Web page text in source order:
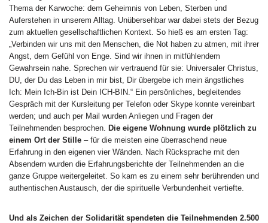
Thema der Karwoche: dem Geheimnis von Leben, Sterben und
Auferstehen in unserem Alltag. Unübersehbar war dabei stets der Bezug
zum aktuellen gesellschaftlichen Kontext. So hieß es am ersten Tag:
„Verbinden wir uns mit den Menschen, die Not haben zu atmen, mit ihrer
Angst, dem Gefühl von Enge. Sind wir ihnen in mitfühlendem
Gewahrsein nahe. Sprechen wir vertrauend für sie: Universaler Christus,
DU, der Du das Leben in mir bist, Dir übergebe ich mein ängstliches
Ich: Mein Ich-Bin ist Dein ICH-BIN.“ Ein persönliches, begleitendes
Gespräch mit der Kursleitung per Telefon oder Skype konnte vereinbart
werden; und auch per Mail wurden Anliegen und Fragen der
Teilnehmenden besprochen. Die eigene Wohnung wurde plötzlich zu
einem Ort der Stille – für die meisten eine überraschend neue
Erfahrung in den eigenen vier Wänden. Nach Rücksprache mit den
Absendern wurden die Erfahrungsberichte der Teilnehmenden an die
ganze Gruppe weitergeleitet. So kam es zu einem sehr berührenden und
authentischen Austausch, der die spirituelle Verbundenheit vertiefte.
Und als Zeichen der Solidarität spendeten die Teilnehmenden 2.500